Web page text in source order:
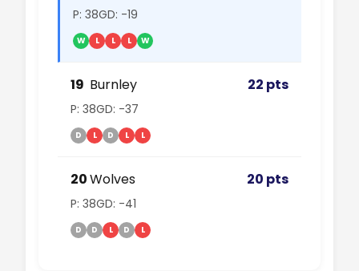
P: 38GD: -19
W L L L W
19 Burnley 22 pts
P: 38GD: -37
D L D L L
20Wolves 20 pts
P: 38GD: -41
D D L D L